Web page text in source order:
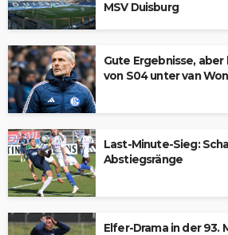
MSV Duisburg
Gute Ergebnisse,
von S04 unter van
Last-Minute-Sieg:
Abstiegsränge
Elfer-Drama in der 93.